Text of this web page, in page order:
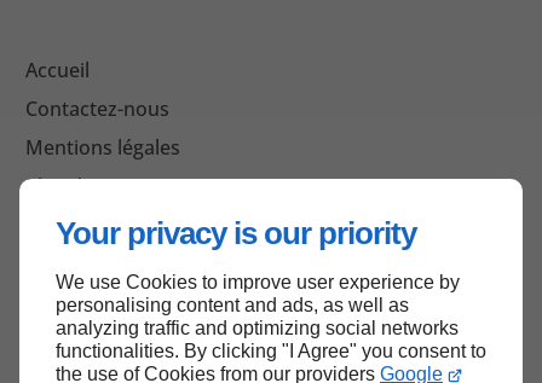
Your privacy is our priority
We use Cookies to improve user experience by
personalising content and ads, as well as
analyzing traffic and optimizing social networks
functionalities. By clicking "I Agree" you consent to
the use of Cookies from our providers Google
Accueil
Contactez-nous
Mentions légales
Plan du site
Haut de page